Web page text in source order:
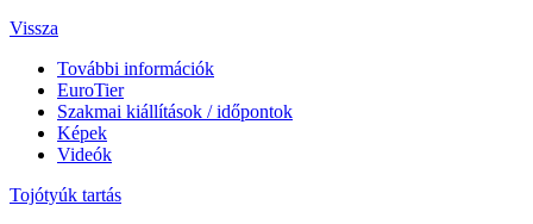
Vissza
További információk
EuroTier
Szakmai kiállítások / időpontok
Képek
Videók
Tojótyúk tartás